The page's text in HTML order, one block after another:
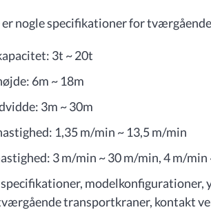
er nogle specifikationer for
3t ~ 20t
6m ~ 18m
3m ~ 30m
1,35 m/min ~ 13,5 m/min
3 m/min ~ 30 m/min, 4 m/min
transportkraner, kontakt